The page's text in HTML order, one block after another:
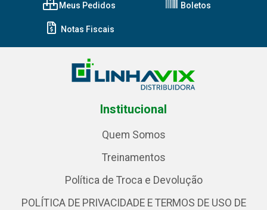
Meus Pedidos Boletos
Notas Fiscais
Institucional
Quem Somos
Treinamentos
Política de Troca e Devolução
POLÍTICA DE PRIVACIDADE E TERMOS DE USO DE